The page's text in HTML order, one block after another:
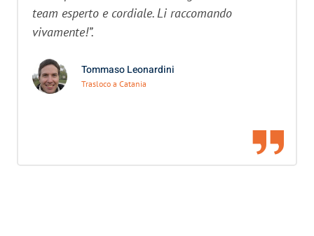
team esperto e cordiale. Li raccomando
vivamente!”.
Tommaso Leonardini
Trasloco a Catania